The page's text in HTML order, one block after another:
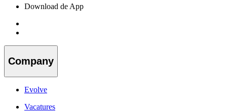
Download de App
Company
Evolve
Vacatures